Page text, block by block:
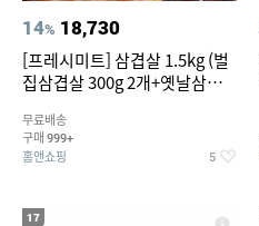
14% 18,730
[프레시미트] 삼겹살 1.5kg (벌
집삼겹살 300g 2개+옛날삼겹살
팩 추가증정)
무료배송
구매 999+
홈앤쇼핑 5
17